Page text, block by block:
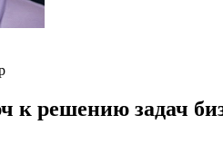
к решению задач